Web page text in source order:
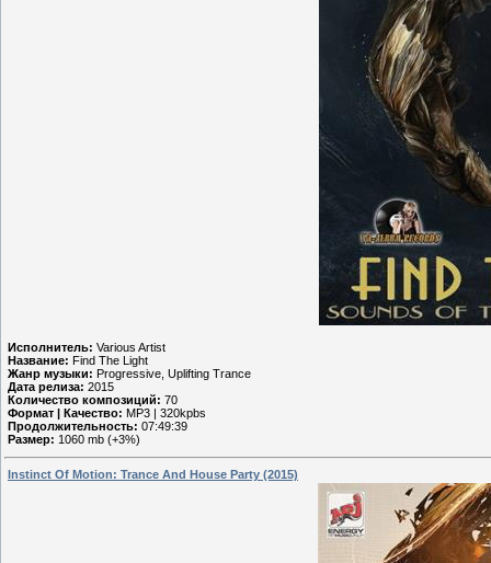
Исполнитель: Various Artist
Название: Find The Light
Жанр музыки: Progressive, Uplifting Trance
Дата релиза: 2015
Количество композиций: 70
Формат | Качество: MP3 | 320kpbs
Продолжительность: 07:49:39
Размер: 1060 mb (+3%)
Instinct Of Motion: Trance And House Party (2015)